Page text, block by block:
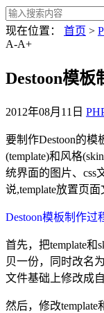
现在位置： 首页 >
A-A+
Destoon模板
2012年08月11日
要制作Destoon的模
(template)和风格
统界面的图片、css
说,template放置页
Destoon模板制作过
首先，把template
贝一份，同时改名
文件基础上修改成
然后，修改template